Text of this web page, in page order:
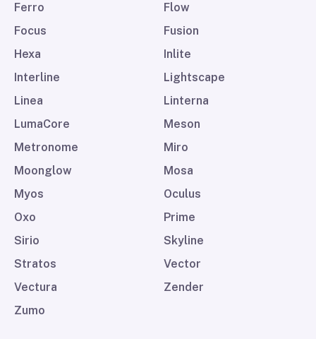
Ferro
Flow
Focus
Fusion
Hexa
Inlite
Interline
Lightscape
Linea
Linterna
LumaCore
Meson
Metronome
Miro
Moonglow
Mosa
Myos
Oculus
Oxo
Prime
Sirio
Skyline
Stratos
Vector
Vectura
Zender
Zumo